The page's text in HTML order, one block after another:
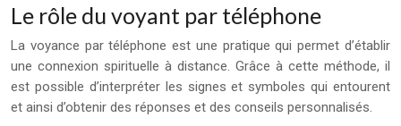
Le rôle du voyant par téléphone
La voyance par téléphone est une pratique qui permet d’établir
une connexion spirituelle à distance. Grâce à cette méthode, il
est possible d’interpréter les signes et symboles qui entourent
et ainsi d’obtenir des réponses et des conseils personnalisés.